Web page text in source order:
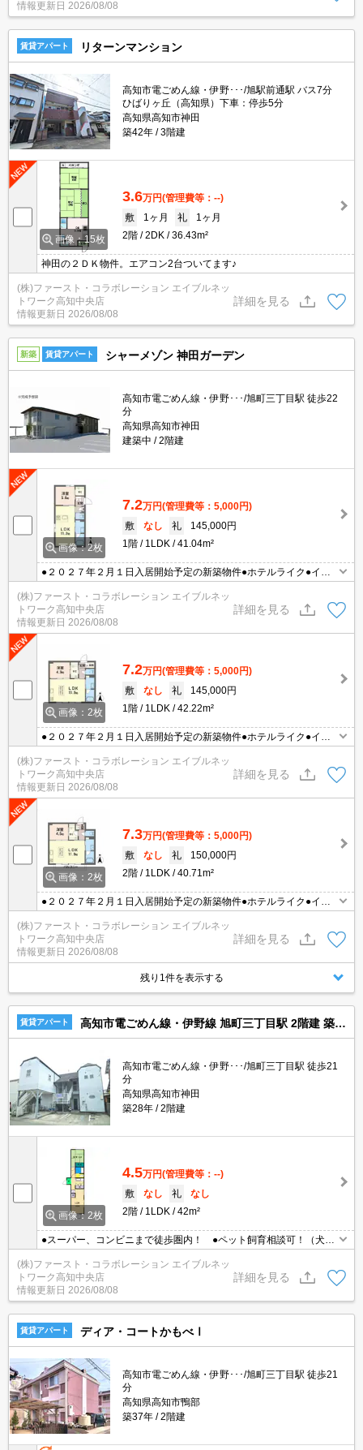
情報更新日 2026/08/08
賃貸アパート リターンマンション
高知市電ごめん線・伊野･･･/旭駅前通駅 バス7分
ひばりヶ丘（高知県）下車：停歩5分
高知県高知市神田
築42年
3階建
画像：15枚
3.6万円(管理費等：--)
敷
1ヶ月 礼
1ヶ月
2階
2DK 36.43m²
神田の２ＤＫ物件。エアコン2台ついてます♪
(株)ファースト・コラボレーション エイブルネッ
トワーク高知中央店
情報更新日 2026/08/08
詳細を見る
新築 賃貸アパート シャーメゾン 神田ガーデン
高知市電ごめん線・伊野･･･/旭町三丁目駅 徒歩22
分
高知県高知市神田
建築中
2階建
画像：2枚
7.2万円(管理費等：5,000円)
敷
なし 礼
145,000円
1階
1LDK 41.04m²
●２０２７年２月１日入居開始予定の新築物件●ホテルライク●イン
ターネット（Ｗｉ－Ｆｉ）無料
(株)ファースト・コラボレーション エイブルネッ
トワーク高知中央店
情報更新日 2026/08/08
詳細を見る
画像：2枚
7.2万円(管理費等：5,000円)
敷
なし 礼
145,000円
1階
1LDK 42.22m²
●２０２７年２月１日入居開始予定の新築物件●ホテルライク●イン
ターネット（Ｗｉ－Ｆｉ）無料
(株)ファースト・コラボレーション エイブルネッ
トワーク高知中央店
情報更新日 2026/08/08
詳細を見る
画像：2枚
7.3万円(管理費等：5,000円)
敷
なし 礼
150,000円
2階
1LDK 40.71m²
●２０２７年２月１日入居開始予定の新築物件●ホテルライク●イン
ターネット（Ｗｉ－Ｆｉ）無料
(株)ファースト・コラボレーション エイブルネッ
トワーク高知中央店
情報更新日 2026/08/08
詳細を見る
残り1件を表示する
賃貸アパート 高知市電ごめん線・伊野線 旭町三丁目駅 2階建 築28年
高知市電ごめん線・伊野･･･/旭町三丁目駅 徒歩21
分
高知県高知市神田
築28年
2階建
画像：2枚
4.5万円(管理費等：--)
敷
なし 礼
なし
2階
1LDK 42m²
●スーパー、コンビニまで徒歩圏内！ ●ペット飼育相談可！（犬・
猫OK） ●南向き ●エアコン付き♪
(株)ファースト・コラボレーション エイブルネッ
トワーク高知中央店
情報更新日 2026/08/08
詳細を見る
賃貸アパート ディア・コートかもべⅠ
高知市電ごめん線・伊野･･･/旭町三丁目駅 徒歩21
分
高知県高知市鴨部
築37年
2階建